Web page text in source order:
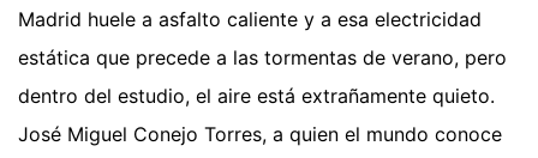
Madrid huele a asfalto caliente y a esa electricidad
estática que precede a las tormentas de verano, pero
dentro del estudio, el aire está extrañamente quieto.
José Miguel Conejo Torres, a quien el mundo conoce